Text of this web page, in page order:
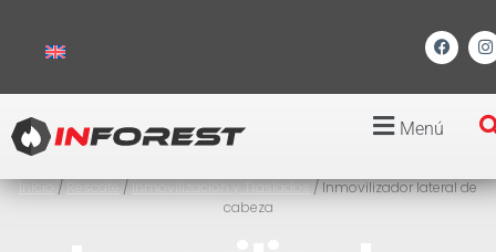
Menú
Inicio/Rescate/Inmovilización y Traslados/ Inmovilizador lateral de
cabeza